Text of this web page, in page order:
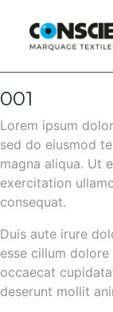
001
Lorem ipsum
sed do eiusmod
magna aliqua. Ut
exercitation
consequat.
Duis aute irure
esse cillum
occaecat
deserunt mollit